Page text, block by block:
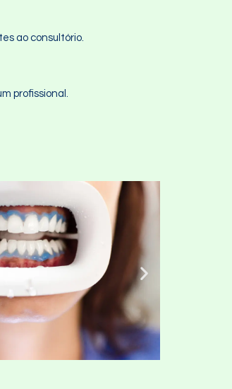
ao consultório.
profissional.